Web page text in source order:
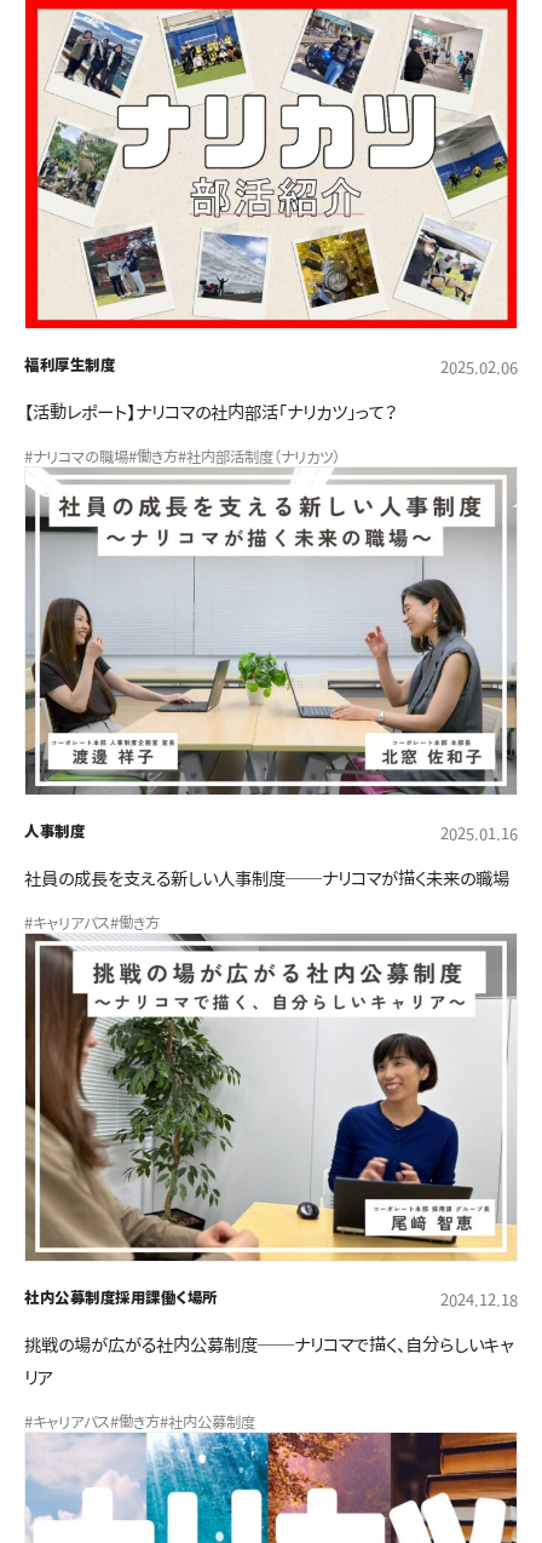
福利厚生制度 2025.02.06
【活動レポート】ナリコマの社内部活「ナリカツ」って？
#ナリコマの職場#働き方#社内部活制度（ナリカツ）
人事制度 2025.01.16
社員の成長を支える新しい人事制度──ナリコマが描く未来の職場
#キャリアパス#働き方
社内公募制度採用課働く場所 2024.12.18
挑戦の場が広がる社内公募制度──ナリコマで描く、自分らしいキャ
リア
#キャリアパス#働き方#社内公募制度